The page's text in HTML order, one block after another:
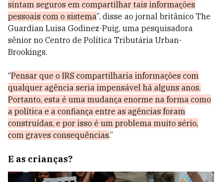
sintam seguros em compartilhar tais informações
pessoais com o sistema”, disse ao jornal britânico The
Guardian Luisa Godinez-Puig, uma pesquisadora
sênior no Centro de Política Tributária Urban-
Brookings.
“Pensar que o IRS compartilharia informações com
qualquer agência seria impensável há alguns anos.
Portanto, esta é uma mudança enorme na forma como
a política e a confiança entre as agências foram
construídas, e por isso é um problema muito sério,
com graves consequências.”
E as crianças?